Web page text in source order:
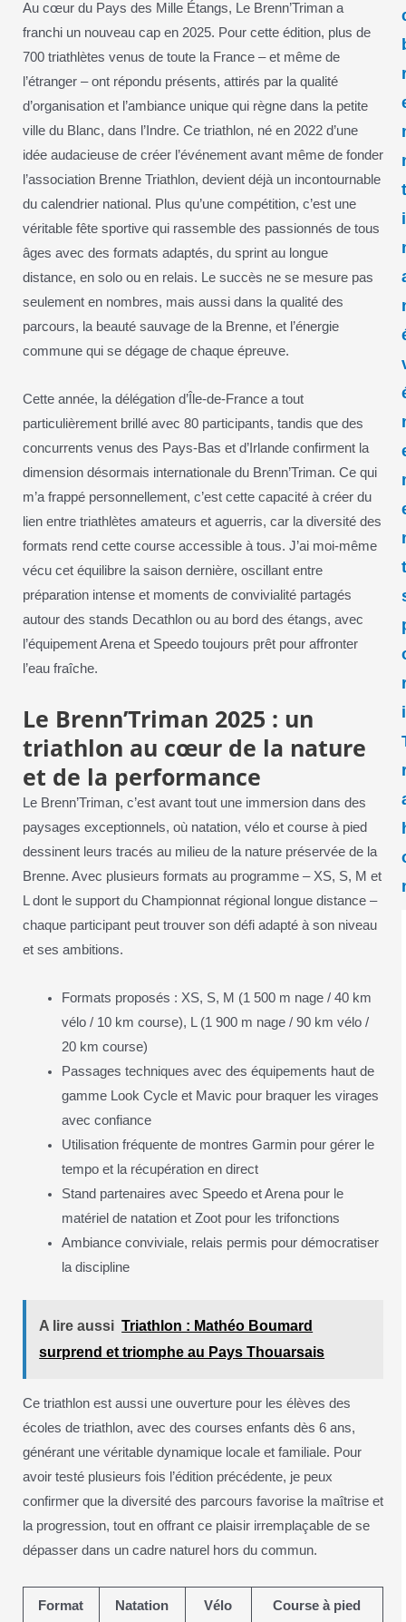
Au cœur du Pays des Mille Étangs, Le Brenn’Triman a
franchi un nouveau cap en 2025. Pour cette édition, plus de
700 triathlètes venus de toute la France – et même de
l’étranger – ont répondu présents, attirés par la qualité
d’organisation et l’ambiance unique qui règne dans la petite
ville du Blanc, dans l’Indre. Ce triathlon, né en 2022 d’une
idée audacieuse de créer l’événement avant même de fonder
l’association Brenne Triathlon, devient déjà un incontournable
du calendrier national. Plus qu’une compétition, c’est une
véritable fête sportive qui rassemble des passionnés de tous
âges avec des formats adaptés, du sprint au longue
distance, en solo ou en relais. Le succès ne se mesure pas
seulement en nombres, mais aussi dans la qualité des
parcours, la beauté sauvage de la Brenne, et l’énergie
commune qui se dégage de chaque épreuve.
Cette année, la délégation d’Île-de-France a tout
particulièrement brillé avec 80 participants, tandis que des
concurrents venus des Pays-Bas et d’Irlande confirment la
dimension désormais internationale du Brenn’Triman. Ce qui
m’a frappé personnellement, c’est cette capacité à créer du
lien entre triathlètes amateurs et aguerris, car la diversité des
formats rend cette course accessible à tous. J’ai moi-même
vécu cet équilibre la saison dernière, oscillant entre
préparation intense et moments de convivialité partagés
autour des stands Decathlon ou au bord des étangs, avec
l’équipement Arena et Speedo toujours prêt pour affronter
l’eau fraîche.
Le Brenn’Triman 2025 : un
triathlon au cœur de la nature
et de la performance
Le Brenn’Triman, c’est avant tout une immersion dans des
paysages exceptionnels, où natation, vélo et course à pied
dessinent leurs tracés au milieu de la nature préservée de la
Brenne. Avec plusieurs formats au programme – XS, S, M et
L dont le support du Championnat régional longue distance –
chaque participant peut trouver son défi adapté à son niveau
et ses ambitions.
Formats proposés : XS, S, M (1 500 m nage / 40 km
vélo / 10 km course), L (1 900 m nage / 90 km vélo /
20 km course)
Passages techniques avec des équipements haut de
gamme Look Cycle et Mavic pour braquer les virages
avec confiance
Utilisation fréquente de montres Garmin pour gérer le
tempo et la récupération en direct
Stand partenaires avec Speedo et Arena pour le
matériel de natation et Zoot pour les trifonctions
Ambiance conviviale, relais permis pour démocratiser
la discipline
A lire aussi Triathlon : Mathéo Boumard
surprend et triomphe au Pays Thouarsais
Ce triathlon est aussi une ouverture pour les élèves des
écoles de triathlon, avec des courses enfants dès 6 ans,
générant une véritable dynamique locale et familiale. Pour
avoir testé plusieurs fois l’édition précédente, je peux
confirmer que la diversité des parcours favorise la maîtrise et
la progression, tout en offrant ce plaisir irremplaçable de se
dépasser dans un cadre naturel hors du commun.
Format Natation Vélo Course à pied
i